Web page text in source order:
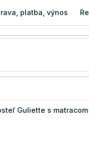
platba, výnos
Guliette s